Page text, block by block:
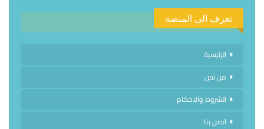
تعرف الى المنصة
الرئيسية
من نحن
الشروط والاحكام
اتصل بنا